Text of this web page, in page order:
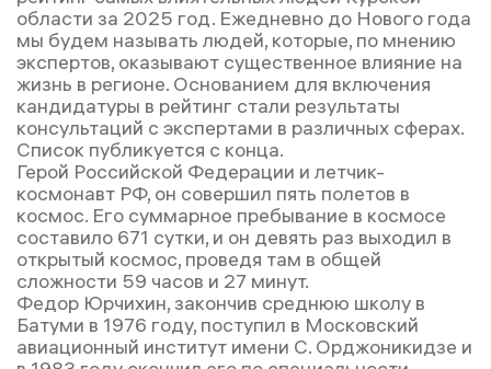
области за 2025 год. Ежедневно до Нового года
мы будем называть людей, которые, по мнению
экспертов, оказывают существенное влияние на
жизнь в регионе. Основанием для включения
кандидатуры в рейтинг стали результаты
консультаций с экспертами в различных сферах.
Список публикуется с конца.
Герой Российской Федерации и летчик-
космонавт РФ, он совершил пять полетов в
космос. Его суммарное пребывание в космосе
составило 671 сутки, и он девять раз выходил в
открытый космос, проведя там в общей
сложности 59 часов и 27 минут.
Федор Юрчихин, закончив среднюю школу в
Батуми в 1976 году, поступил в Московский
авиационный институт имени С. Орджоникидзе и